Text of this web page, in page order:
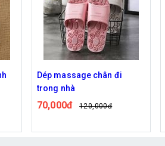
Dép mang trong nhà hình
trái tim chử hello
79,000đ 105,000đ